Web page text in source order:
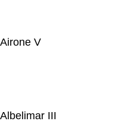
Airone V
Albelimar III